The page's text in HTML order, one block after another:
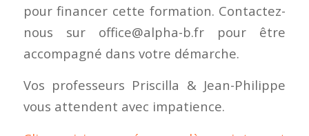
pour financer cette formation. Contactez-
nous sur office@alpha-b.fr pour être
accompagné dans votre démarche.
Vos professeurs Priscilla & Jean-Philippe
vous attendent avec impatience.